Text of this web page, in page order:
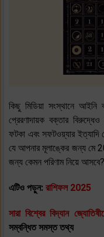
কিছু মিডিয়া সংস্থানে আইনি
প্রেরণাদায়ক বক্তার
ফটকা এবং সফটওয়্যার
যে আপনার মূলাঙ্কের জন্য মে
জন্য কেমন পরিণাম নিয়ে আসবে?
এটিও পড়ুন: রাশিফল 2025
সারা বিশ্বের বিদ্যান
সম্বন্ধিত সমস্ত তথ্য